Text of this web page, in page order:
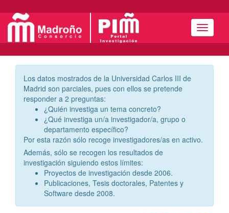
Menú
Los datos mostrados de la Universidad Carlos III de
Madrid son parciales, pues con ellos se pretende
responder a 2 preguntas:
¿Quién investiga un tema concreto?
¿Qué investiga un/a investigador/a, grupo o
departamento específico?
Por esta razón sólo recoge investigadores/as en activo.
Además, sólo se recogen los resultados de
investigación siguiendo estos límites:
Proyectos de investigación desde 2006.
Publicaciones, Tesis doctorales, Patentes y
Software desde 2008.